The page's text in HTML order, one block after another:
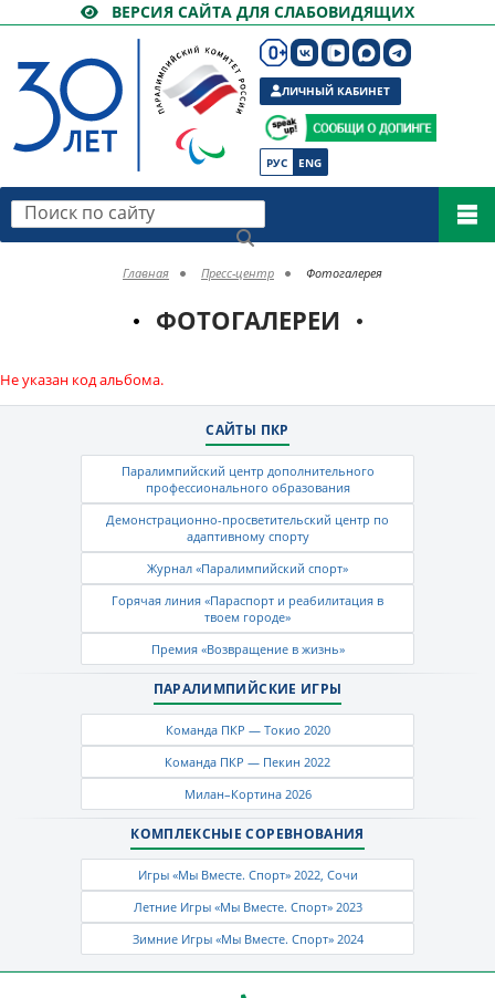
ВЕРСИЯ САЙТА ДЛЯ СЛАБОВИДЯЩИХ
РУС ENG
ЛИЧНЫЙ КАБИНЕТ
Поиск по сайту
Главная Пресс-центр Фотогалерея
ФОТОГАЛЕРЕИ
Не указан код альбома.
САЙТЫ ПКР
Паралимпийский центр дополнительного
профессионального образования
Демонстрационно-просветительский центр по
адаптивному спорту
Журнал «Паралимпийский спорт»
Горячая линия «Параспорт и реабилитация в
твоем городе»
Премия «Возвращение в жизнь»
ПАРАЛИМПИЙСКИЕ ИГРЫ
Команда ПКР — Токио 2020
Команда ПКР — Пекин 2022
Милан–Кортина 2026
КОМПЛЕКСНЫЕ СОРЕВНОВАНИЯ
Игры «Мы Вместе. Спорт» 2022, Сочи
Летние Игры «Мы Вместе. Спорт» 2023
Зимние Игры «Мы Вместе. Спорт» 2024